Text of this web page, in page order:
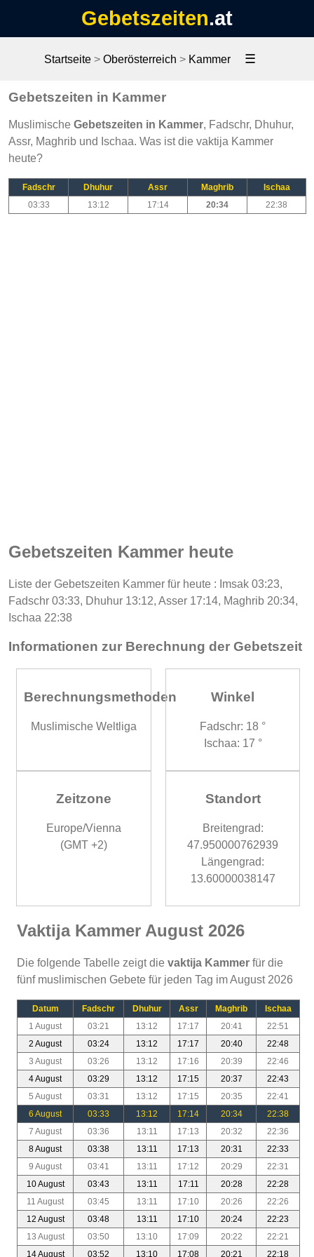
Gebetszeiten.at
Startseite > Oberösterreich > Kammer ☰
Gebetszeiten in Kammer
Muslimische Gebetszeiten in Kammer, Fadschr, Dhuhur,
Assr, Maghrib und Ischaa. Was ist die vaktija Kammer
heute?
Fadschr Dhuhur Assr Maghrib
Ischaa
03:33
13:12 17:14 20:34 22:38
Gebetszeiten Kammer heute
Liste der Gebetszeiten Kammer für heute : Imsak 03:23,
Fadschr 03:33, Dhuhur 13:12, Asser 17:14, Maghrib 20:34,
Ischaa 22:38
Informationen zur Berechnung der Gebetszeit
Berechnungsmethoden
Muslimische Weltliga
Winkel
Fadschr: 18 °
Ischaa: 17 °
Zeitzone
Europe/Vienna
(GMT +2)
Standort
Breitengrad:
47.950000762939
Längengrad:
13.60000038147
Vaktija Kammer August 2026
Die folgende Tabelle zeigt die vaktija Kammer für die
fünf muslimischen Gebete für jeden Tag im August 2026
Datum Fadschr Dhuhur Assr Maghrib
Ischaa
1 August
03:21 13:12 17:17 20:41
22:51
2 August
03:24 13:12 17:17 20:40
22:48
3 August
03:26 13:12 17:16 20:39
22:46
4 August
03:29 13:12 17:15 20:37
22:43
5 August
03:31 13:12 17:15 20:35
22:41
6 August
03:33 13:12 17:14 20:34
22:38
7 August
03:36 13:11 17:13 20:32
22:36
8 August
03:38 13:11 17:13 20:31
22:33
9 August
03:41 13:11 17:12 20:29
22:31
10 August
03:43 13:11 17:11 20:28
22:28
11 August
03:45 13:11 17:10 20:26
22:26
12 August
03:48 13:11 17:10 20:24
22:23
13 August
03:50 13:10 17:09 20:22
22:21
14 August
03:52 13:10 17:08 20:21 22:18